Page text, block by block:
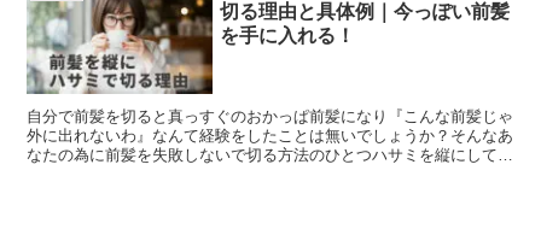
切る理由と具体例｜今っぽい前髪
を手に入れる！
自分で前髪を切ると真っすぐのおかっぱ前髪になり『こんな前髪じゃ
外に出れないわ』なんて経験をしたことは無いでしょうか？そんなあ
なたの為に前髪を失敗しないで切る方法のひとつハサミを縦にして切